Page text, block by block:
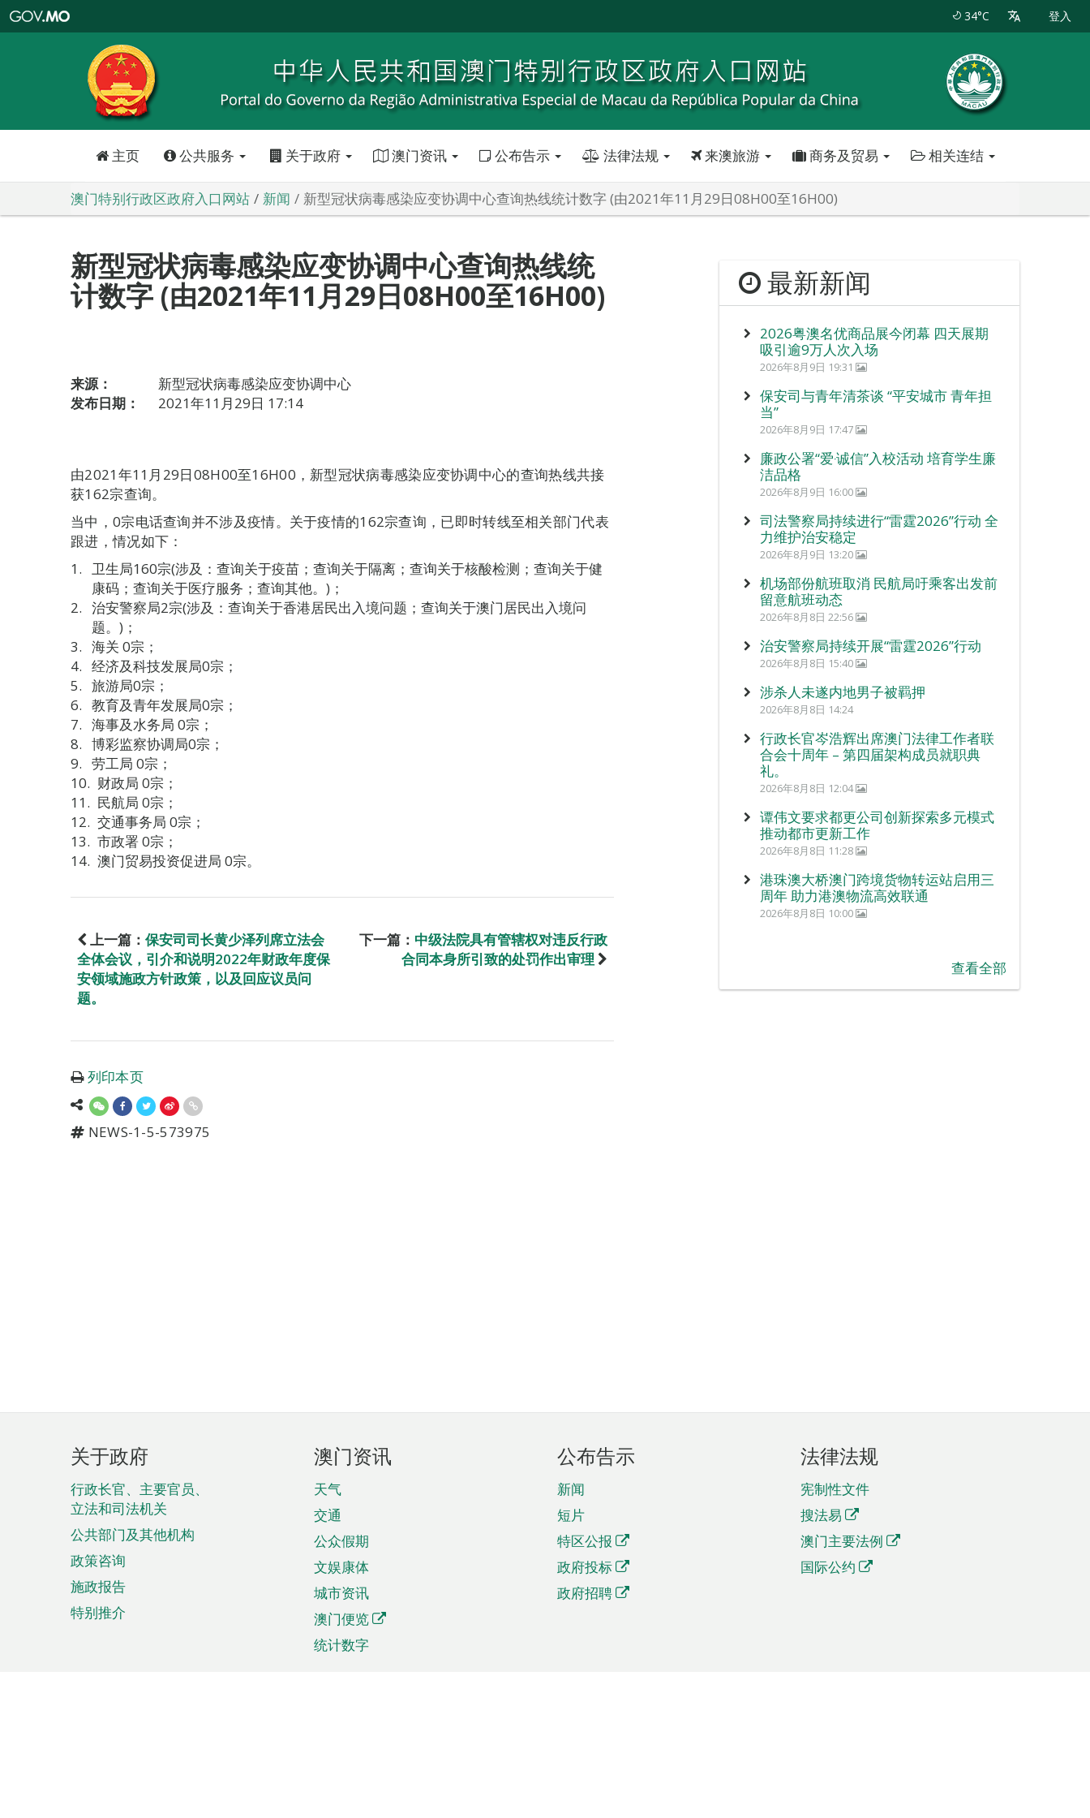
特
政
区
政
口
34°C 登入
主页 公共服务 关于政府 澳门资讯 公布告示 法律法规 来澳旅游 商务及贸易 相关连结
澳门特别行政区政府入口网站 新闻 新型冠状病毒感染应变协调中心查询热线统计数字 (由2021年11月29日08H00至16H00)
新型冠状病毒感染应变协调中心查询热线统
计数字 (由2021年11月29日08H00至16H00)
来源：
新型冠状病毒感染应变协调中心
发布日期：
2021年11月29日 17:14
由2021年11月29日08H00至16H00，新型冠状病毒感染应变协调中心的查询热线共接
获162宗查询。
当中，0宗电话查询并不涉及疫情。关于疫情的162宗查询，已即时转线至相关部门代表
跟进，情况如下：
卫生局160宗(涉及：查询关于疫苗；查询关于隔离；查询关于核酸检测；查询关于健
康码；查询关于医疗服务；查询其他。)；
治安警察局2宗(涉及：查询关于香港居民出入境问题；查询关于澳门居民出入境问
题。)；
海关 0宗；
经济及科技发展局0宗；
旅游局0宗；
教育及青年发展局0宗；
海事及水务局 0宗；
博彩监察协调局0宗；
劳工局 0宗；
财政局 0宗；
民航局 0宗；
交通事务局 0宗；
市政署 0宗；
澳门贸易投资促进局 0宗。
上一篇： 保安司司长黄少泽列席立法会
全体会议，引介和说明2022年财政年度保
安领域施政方针政策，以及回应议员问
题。
下一篇： 中级法院具有管辖权对违反行政
合同本身所引致的处罚作出审理
列印本页
NEWS-1-5-573975
最新新闻
2026粤澳名优商品展今闭幕 四天展期
吸引逾9万人次入场
2026年8月9日 19:31
保安司与青年清茶谈 “平安城市 青年担
当”
2026年8月9日 17:47
廉政公署“爱‧诚信”入校活动 培育学生廉
洁品格
2026年8月9日 16:00
司法警察局持续进行“雷霆2026”行动 全
力维护治安稳定
2026年8月9日 13:20
机场部份航班取消 民航局吁乘客出发前
留意航班动态
2026年8月8日 22:56
治安警察局持续开展“雷霆2026”行动
2026年8月8日 15:40
涉杀人未遂内地男子被羁押
2026年8月8日 14:24
行政长官岑浩辉出席澳门法律工作者联
合会十周年 – 第四届架构成员就职典
礼。
2026年8月8日 12:04
谭伟文要求都更公司创新探索多元模式
推动都市更新工作
2026年8月8日 11:28
港珠澳大桥澳门跨境货物转运站启用三
周年 助力港澳物流高效联通
2026年8月8日 10:00
查看全部
页
脚
菜
单
关于政府
行政长官、主要官员、
立法和司法机关
公共部门及其他机构
政策咨询
施政报告
特别推介
澳门资讯
天气
交通
公众假期
文娱康体
城市资讯
澳门便览
统计数字
公布告示
新闻
短片
特区公报
政府投标
政府招聘
法律法规
宪制性文件
搜法易
澳门主要法例
国际公约